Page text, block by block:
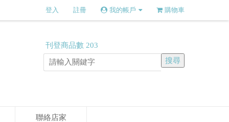
登入 註冊 我的帳戶 購物車
刊登商品數 203
聯絡店家